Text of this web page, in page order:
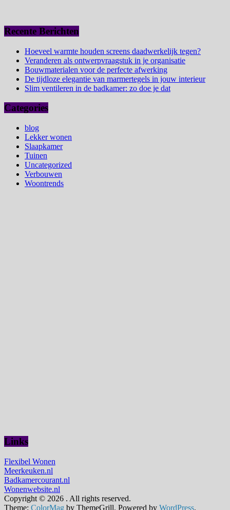
Recente Berichten
Hoeveel warmte houden screens daadwerkelijk tegen?
Veranderen als ontwerpvraagstuk in je organisatie
Bouwmaterialen voor de perfecte afwerking
De tijdloze elegantie van marmertegels in jouw interieur
Slim ventileren in de badkamer: zo doe je dat
Categories
blog
Lekker wonen
Slaapkamer
Tuinen
Uncategorized
Verbouwen
Woontrends
Links
Flexibel Wonen
Meerkeuken.nl
Badkamercourant.nl
Wonenwebsite.nl
Copyright © 2026 . All rights reserved.
Theme: ColorMag by ThemeGrill. Powered by WordPress.